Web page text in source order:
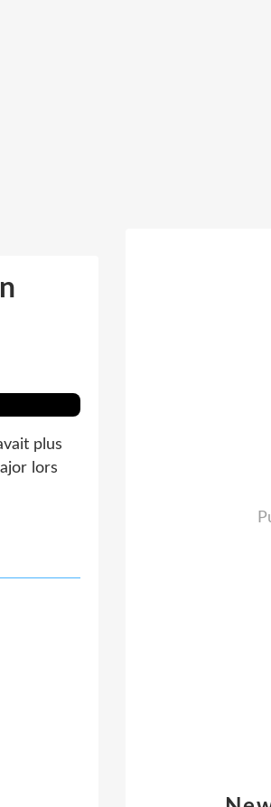
plus
lors